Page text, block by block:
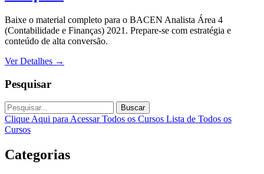
Baixe o material completo para o BACEN Analista Área 4
(Contabilidade e Finanças) 2021. Prepare-se com estratégia e
conteúdo de alta conversão.
Ver Detalhes →
Pesquisar
Buscar
Clique Aqui para Acessar Todos os Cursos Lista de Todos os
Cursos
Categorias